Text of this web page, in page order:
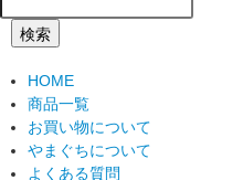
検索
HOME
商品一覧
お買い物について
やまぐちについて
よくある質問